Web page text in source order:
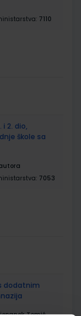
7110
i 2. dio,
škole sa
7053
s dodatnim